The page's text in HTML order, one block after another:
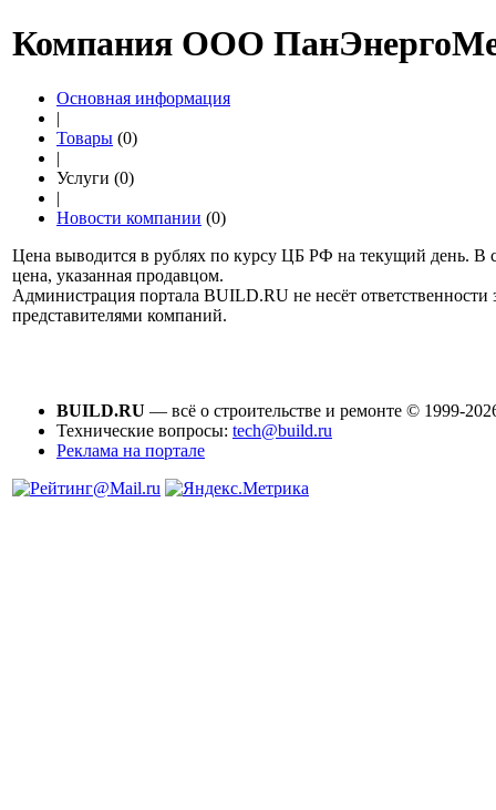
Компания ООО
Основная информация
|
Товары (0)
|
Услуги (0)
|
Новости компании (0)
Цена выводится в рублях по курсу ЦБ РФ на текущий день. В
цена, указанная продавцом.
Администрация портала BUILD.RU не несёт
представителями компаний.
BUILD.RU — всё о строительстве и ремонте © 1999-
Технические вопросы: tech@build.ru
Реклама на портале